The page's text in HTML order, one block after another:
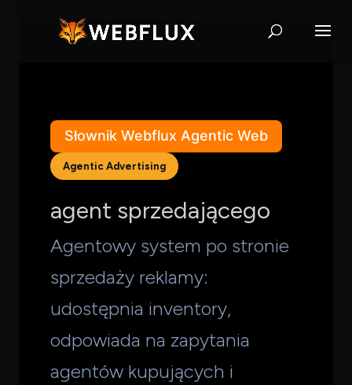
Słownik Webflux Agentic Web
Agentic Advertising
agent sprzedającego
Agentowy system po stronie
sprzedaży reklamy:
udostępnia inventory,
odpowiada na zapytania
agentów kupujących i